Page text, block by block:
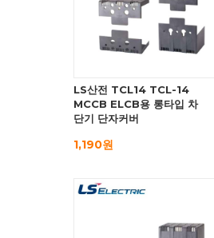
LS산전 TCL14 TCL-14
MCCB ELCB용 롱타입 차
단기 단자커버
1,190원